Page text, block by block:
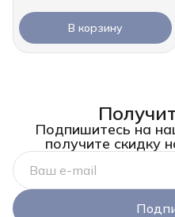
В корзину
Подпишитесь на
получите скидку